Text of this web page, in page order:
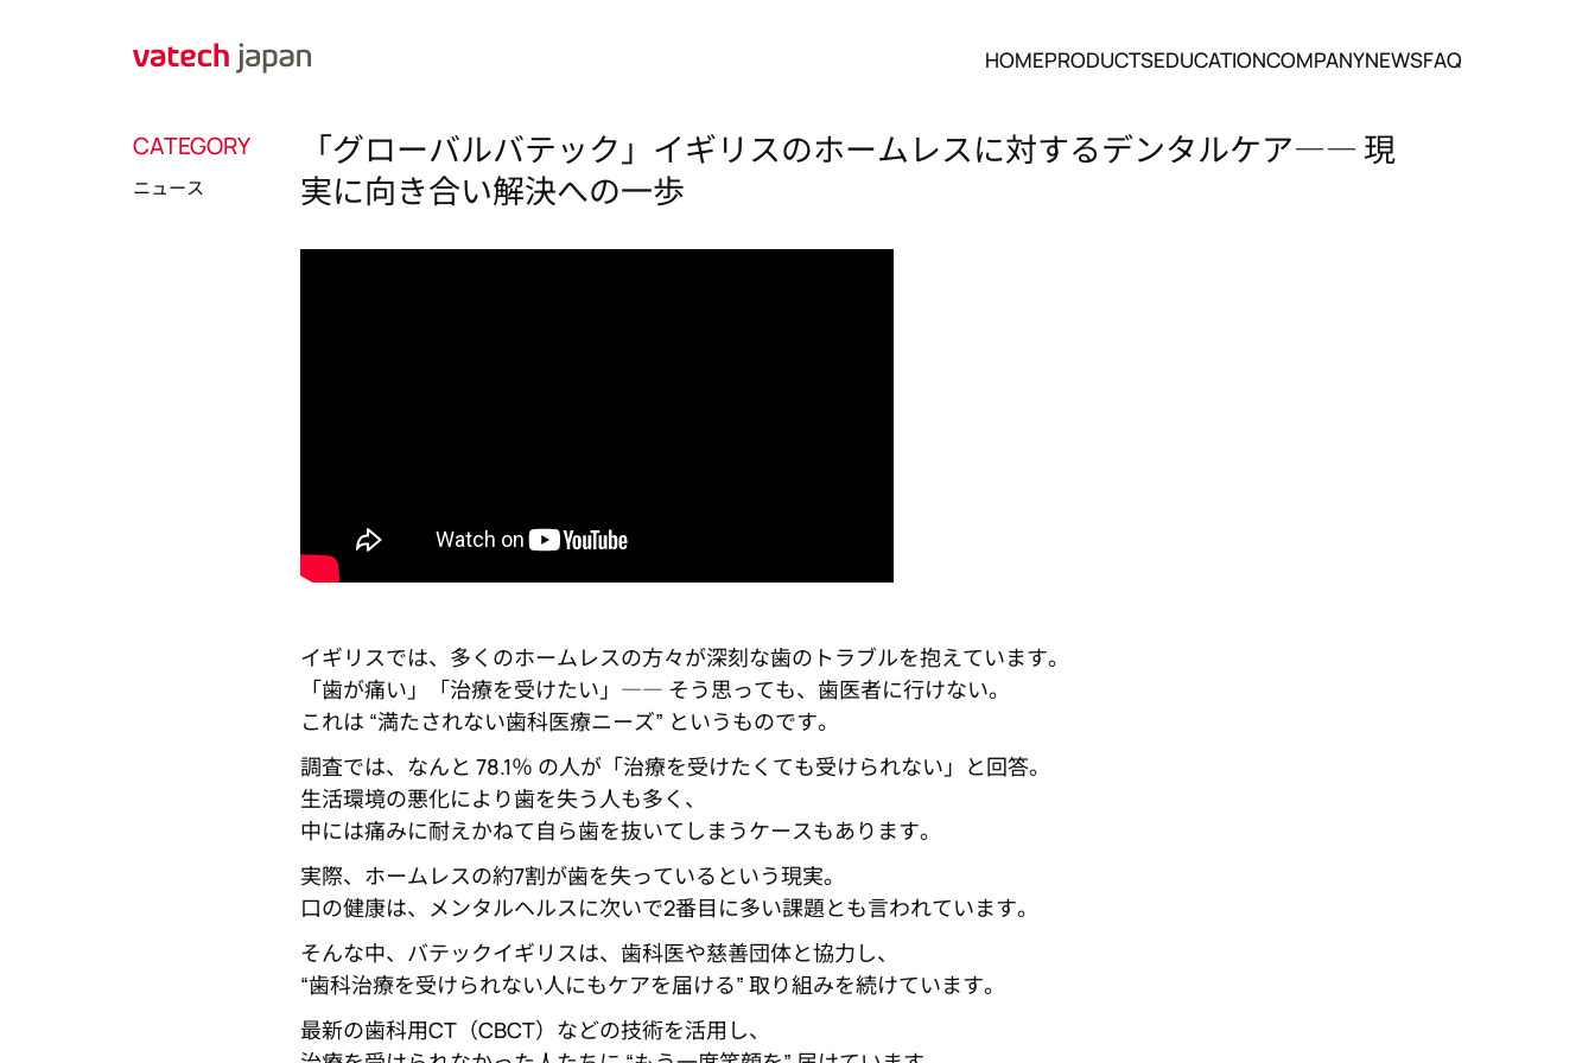
HOMEPRODUCTSEDUCATIONCOMPANYNEWSFAQ
CATEGORY
ニュース
「グローバルバテック」イギリスのホームレスに対するデンタルケア―― 現
実に向き合い解決への一歩
イギリスでは、多くのホームレスの方々が深刻な歯のトラブルを抱えています。
「歯が痛い」「治療を受けたい」―― そう思っても、歯医者に行けない。
これは “満たされない歯科医療ニーズ” というものです。
調査では、なんと 78.1％ の人が「治療を受けたくても受けられない」と回答。
生活環境の悪化により歯を失う人も多く、
中には痛みに耐えかねて自ら歯を抜いてしまうケースもあります。
実際、ホームレスの約7割が歯を失っているという現実。
口の健康は、メンタルヘルスに次いで2番目に多い課題とも言われています。
そんな中、バテックイギリスは、歯科医や慈善団体と協力し、
“歯科治療を受けられない人にもケアを届ける” 取り組みを続けています。
最新の歯科用CT（CBCT）などの技術を活用し、